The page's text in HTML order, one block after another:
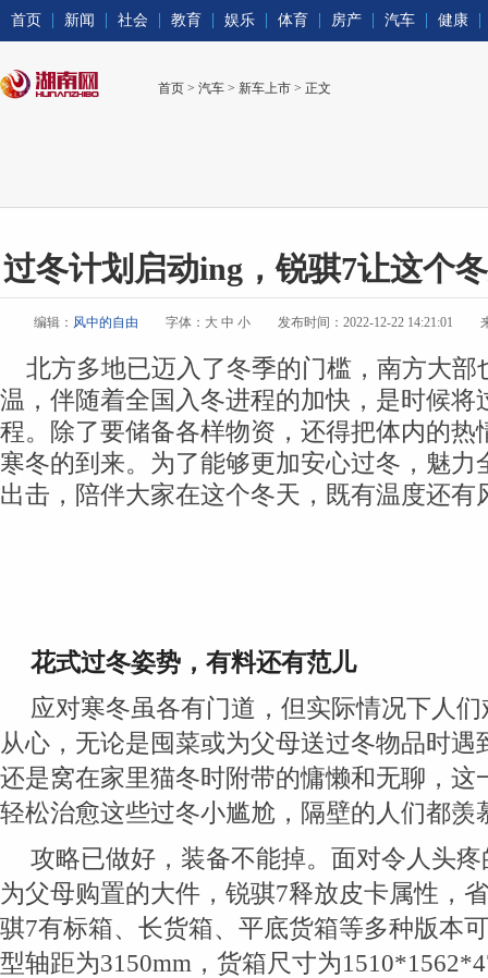
首页 新闻 社会 教育 娱乐 体育 房产 汽车 健康
首页 > 汽车 > 新车上市 > 正文
过冬计划启动ing，锐骐7让这个
编辑： 风中的自由 字体： 大 中 小 发布时间：2022-12-22 14:21:01
北方多地已迈入了冬季的门槛，南方大部
温，伴随着全国入冬进程的加快，是时候将
程。除了要储备各样物资，还得把体内的热
寒冬的到来。为了能够更加安心过冬，魅力
出击，陪伴大家在这个冬天，既有温度还有
花式过冬姿势 ， 有料还有范儿
应对寒冬虽各有门道，但实际情况下人
从心，无论是囤菜或为父母送过冬物品时遇
还是窝在家里猫冬时附带的慵懒和无聊，这
轻松治愈这些过冬小尴尬，隔壁的人们都羡
攻略已做好，装备不能掉。面对令人头
为父母购置的大件，锐骐7释放皮卡属性，
骐7有标箱、长货箱、平底货箱等多种版本
型轴距为3150mm，货箱尺寸为